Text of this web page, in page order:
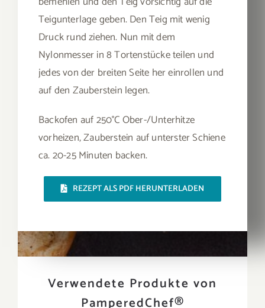
Teigunterlage geben. Den Teig mit wenig
Druck rund ziehen. Nun mit dem
Nylonmesser in 8 Tortenstücke teilen und
jedes von der breiten Seite her einrollen und
auf den Zauberstein legen.
Backofen auf 250°C Ober-/Unterhitze
vorheizen, Zauberstein auf unterster Schiene
ca. 20-25 Minuten backen.
REZEPT ALS PDF HERUNTERLADEN
Verwendete Produkte von
PamperedChef®